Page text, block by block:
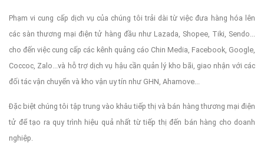
Phạm vi cung cấp dịch vụ của chúng tôi trải dài từ việc đưa hàng hóa lên
các sàn thương mại điện tử hàng đầu như Lazada, Shopee, Tiki, Sendo...
cho đến việc cung cấp các kênh quảng cáo Chin Media, Facebook, Google,
Coccoc, Zalo...và hỗ trợ dịch vụ hậu cần quản lý kho bãi, giao nhận với các
đối tác vận chuyển và kho vận uy tín như GHN, Ahamove...
Đặc biệt chúng tôi tập trung vào khâu tiếp thị và bán hàng thương mại điện
tử để tạo ra quy trình hiệu quả nhất từ tiếp thị đến bán hàng cho doanh
nghiệp.